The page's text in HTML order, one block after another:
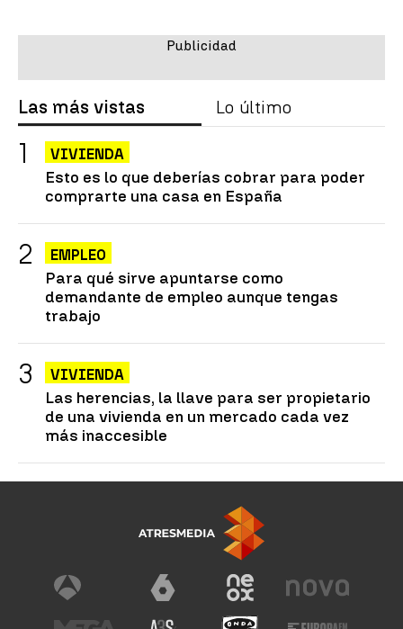
Las más vistas Lo último
VIVIENDA
Esto es lo que deberías cobrar para poder
comprarte una casa en España
EMPLEO
Para qué sirve apuntarse como
demandante de empleo aunque tengas
trabajo
VIVIENDA
Las herencias, la llave para ser propietario
de una vivienda en un mercado cada vez
más inaccesible